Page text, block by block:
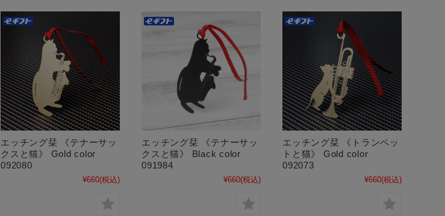
エッチング栞 《テナーサッ
クスと猫》 Gold color
092080
¥660(税込)
エッチング栞 《テナーサッ
クスと猫》 Black color
091984
¥660(税込)
エッチング栞 《トランペッ
トと猫》 Gold color
092073
¥660(税込)